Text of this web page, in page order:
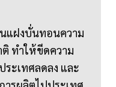
แฝงบั่นทอนความ
ทำให้ขีดความ
ระเทศลดลง และ